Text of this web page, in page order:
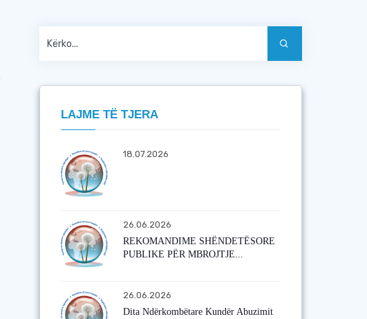
LAJME TË TJERA
18.07.2026
26.06.2026
REKOMANDIME SHËNDETËSORE
PUBLIKE PËR MBROJTJE...
26.06.2026
Dita Ndërkombëtare Kundër Abuzimit